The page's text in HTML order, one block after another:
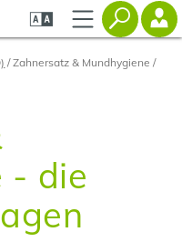
Zahnersatz & Mundhygiene
- die